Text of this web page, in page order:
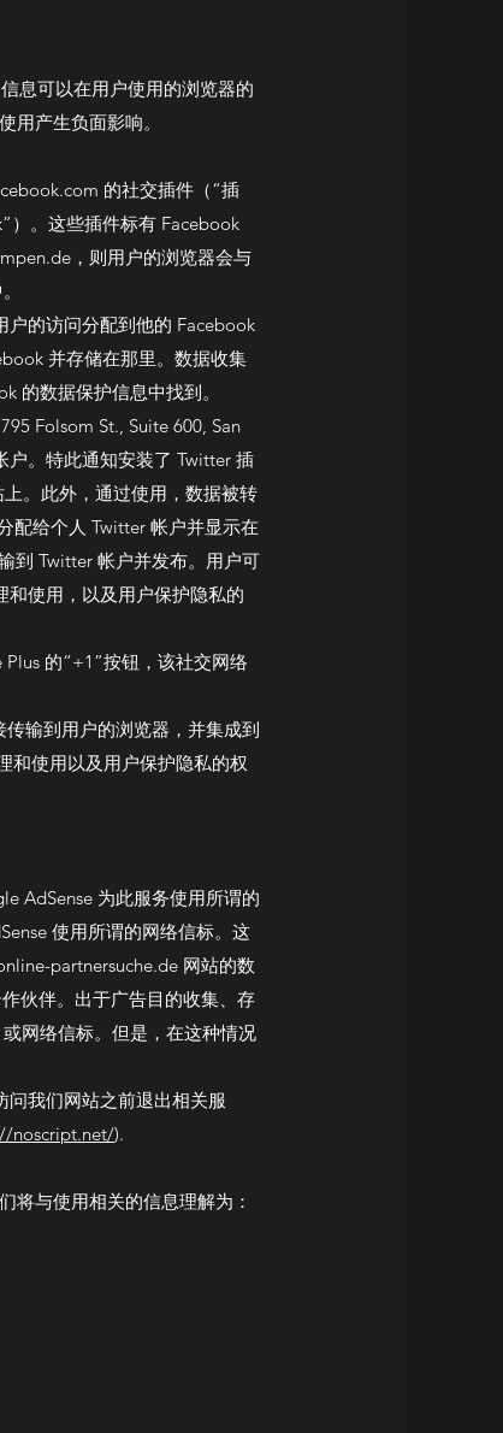
息可以在用户使用的浏览器的
产生负面影响。
的社交插件（“插
）。这些插件标有 Facebook
，则用户的浏览器会与
的访问分配到他的 Facebook
并存储在那里。数据收集
的数据保护信息中找到。
Folsom St., Suite 600, San
户。特此通知安装了 Twitter 插
。此外，通过使用，数据被转
配给个人 Twitter 帐户并显示在
到 Twitter 帐户并发布。用户可
使用，以及用户保护隐私的
的“+1”按钮，该社交网络
输到用户的浏览器，并集成到
和使用以及用户保护隐私的权
AdSense 为此服务使用所谓的
使用所谓的网络信标。这
partnersuche.de 网站的数
伙伴。出于广告目的收集、存
网络信标。但是，在这种情况
我们网站之前退出相关服
noscript.net/).
将与使用相关的信息理解为：